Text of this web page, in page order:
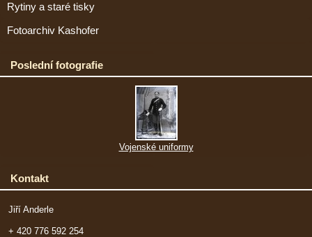
Rytiny a staré tisky
Fotoarchiv Kashofer
Poslední fotografie
Vojenské uniformy
Kontakt
Jiří Anderle
+ 420 776 592 254